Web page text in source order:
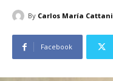
By Carlos María Cattani
Facebook